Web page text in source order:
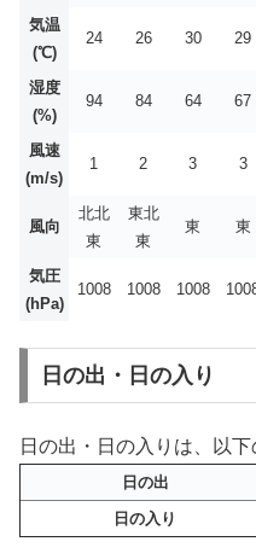
気温
(℃)
24 26 30 29
湿度
(%)
94 84 64 67
風速
(m/s)
1 2 3 3
風向
北北
東
東北
東
東 東
気圧
(hPa)
1008 1008 1008
日の出・日の入り
日の出・日の入りは、以下
日の出
日の入り